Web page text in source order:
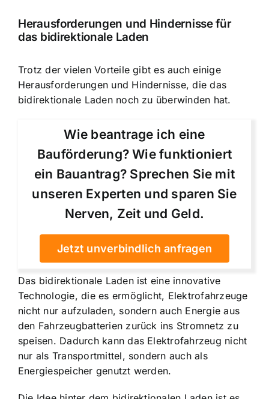
Herausforderungen und Hindernisse für
das bidirektionale Laden
Trotz der vielen Vorteile gibt es auch einige
Herausforderungen und Hindernisse, die das
bidirektionale Laden noch zu überwinden hat.
Wie beantrage ich eine
Bauförderung? Wie funktioniert
ein Bauantrag? Sprechen Sie mit
unseren Experten und sparen Sie
Nerven, Zeit und Geld.
Jetzt unverbindlich anfragen
Das bidirektionale Laden ist eine innovative
Technologie, die es ermöglicht, Elektrofahrzeuge
nicht nur aufzuladen, sondern auch Energie aus
den Fahrzeugbatterien zurück ins Stromnetz zu
speisen. Dadurch kann das Elektrofahrzeug nicht
nur als Transportmittel, sondern auch als
Energiespeicher genutzt werden.